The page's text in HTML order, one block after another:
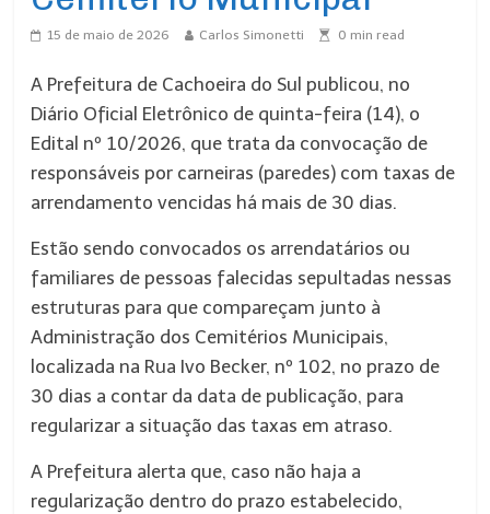
15 de maio de 2026 Carlos Simonetti 0 min read
A Prefeitura de Cachoeira do Sul publicou, no
Diário Oficial Eletrônico de quinta-feira (14), o
Edital nº 10/2026, que trata da convocação de
responsáveis por carneiras (paredes) com taxas de
arrendamento vencidas há mais de 30 dias.
Estão sendo convocados os arrendatários ou
familiares de pessoas falecidas sepultadas nessas
estruturas para que compareçam junto à
Administração dos Cemitérios Municipais,
localizada na Rua Ivo Becker, nº 102, no prazo de
30 dias a contar da data de publicação, para
regularizar a situação das taxas em atraso.
A Prefeitura alerta que, caso não haja a
regularização dentro do prazo estabelecido,